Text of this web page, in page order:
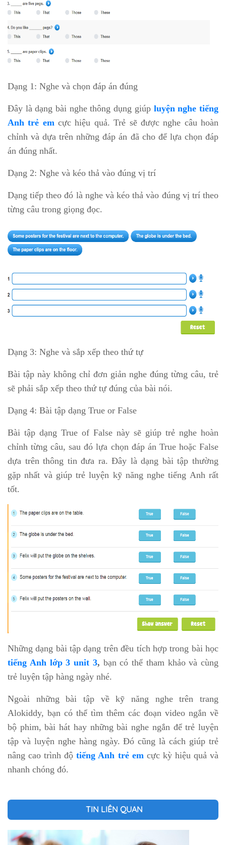
Dạng 1: Nghe và chọn đáp án đúng
Đây là dạng bài nghe thông dụng giúp luyện nghe tiếng
Anh trẻ emcực hiệu quả. Trẻ sẽ được nghe câu hoàn
chỉnh và dựa trên những đáp án đã cho để lựa chọn đáp
án đúng nhất.
Dạng 2: Nghe và kéo thả vào đúng vị trí
Dạng tiếp theo đó là nghe và kéo thả vào đúng vị trí theo
từng câu trong giọng đọc.
Dạng 3: Nghe và sắp xếp theo thứ tự
Bài tập này không chỉ đơn giản nghe đúng từng câu, trẻ
sẽ phải sắp xếp theo thứ tự đúng của bài nói.
Dạng 4: Bài tập dạng True or False
Bài tập dạng True of False này sẽ giúp trẻ nghe hoàn
chỉnh từng câu, sau đó lựa chọn đáp án True hoặc False
dựa trên thông tin đưa ra. Đây là dạng bài tập thường
gặp nhất và giúp trẻ luyện kỹ năng nghe tiếng Anh rất
tốt.
Những dạng bài tập dạng trên đều tích hợp trong bài học
tiếng Anh lớp 3 unit 3, bạn có thể tham khảo và cùng
trẻ luyện tập hàng ngày nhé.
Ngoài những bài tập về kỹ năng nghe trên trang
Alokiddy, bạn có thể tìm thêm các đoạn video ngắn về
bộ phim, bài hát hay những bài nghe ngắn để trẻ luyện
tập và luyện nghe hàng ngày. Đó cũng là cách giúp trẻ
nâng cao trình độtiếng Anh trẻ emcực kỳ hiệu quả và
nhanh chóng đó.
TIN LIÊN QUAN